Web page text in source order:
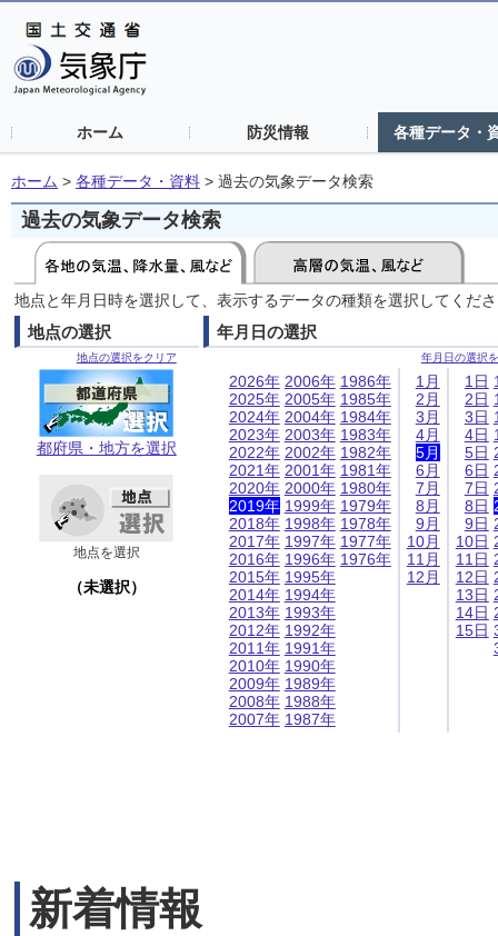
ホーム 防災情報 各種データ・
ホーム > 各種データ・資料 > 過去の気象データ検索
過去の気象データ検索
地点と年月日時を選択して、表示するデータの種類を選択してくだ
地点の選択
地点の選択をクリア
都府県・地方を選択
地点を選択
（未選択）
年月日の選択
年月日の選択
2026年
2025年
2024年
2023年
2022年
2021年
2020年
2019年
2018年
2017年
2016年
2015年
2014年
2013年
2012年
2011年
2010年
2009年
2008年
2007年
2006年
2005年
2004年
2003年
2002年
2001年
2000年
1999年
1998年
1997年
1996年
1995年
1994年
1993年
1992年
1991年
1990年
1989年
1988年
1987年
1986年
1985年
1984年
1983年
1982年
1981年
1980年
1979年
1978年
1977年
1976年
1月
2月
3月
4月
5月
6月
7月
8月
9月
10月
11月
12月
1日
2日
3日
4日
5日
6日
7日
8日
9日
10日
11日
12日
13日
14日
15日
新着情報